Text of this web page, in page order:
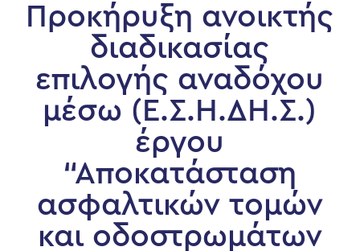
Προκήρυξη ανοικτής
διαδικασίας
επιλογής αναδόχου
μέσω (Ε.Σ.Η.ΔΗ.Σ.)
έργου
“Αποκατάσταση
ασφαλτικών τομών
και οδοστρωμάτων